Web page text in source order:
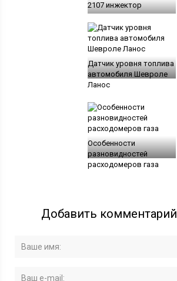
2107 инжектор
Датчик уровня топлива
автомобиля Шевроле
Ланос
Особенности
разновидностей
расходомеров газа
Добавить комментарий